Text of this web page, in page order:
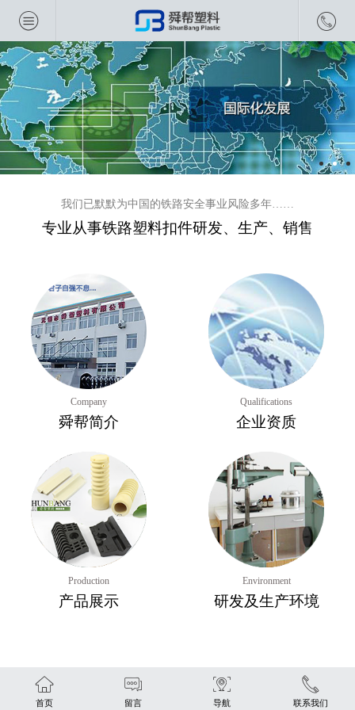
我们已默默为中国的铁路安全事业风险多年……
专业从事铁路塑料扣件研发、生产、销售
Company
舜帮简介
Qualifications
企业资质
Production
产品展示
Environment
研发及生产环境
首页 留言 导航 联系我们